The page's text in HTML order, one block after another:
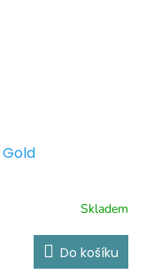
Skladem
Do košíku